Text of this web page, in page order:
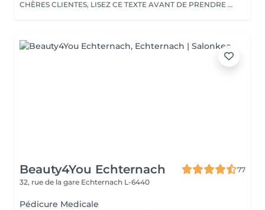
CHÈRES CLIENTES, LISEZ CE TEXTE AVANT DE PRENDRE RENDEZ-VOUS!!! Pour une belle pédicure, je porte une attention particulière à chaque détail. Veuillez noter que je ne propose aucun traitement pour les ongles atteints d'infections fongiques. Si vous avez des taches blanches, brunes ou jaunes, je vous recommande de consulter un médecin ou un podologue. Votre santé est ma priorité!
Beauty4You Echternach
77
32, rue de la gare Echternach L-6440
Pédicure Medicale